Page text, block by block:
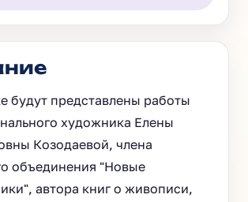
будут представлены работы
художника Елены
Козодаевой, члена
объединения "Новые
автора книг о живописи,